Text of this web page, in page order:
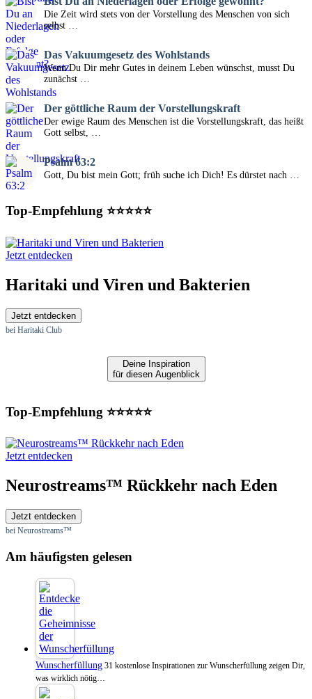
Die Zeit wird stets von der Vorstellung des Menschen von sich
selbst …
Das Vakuumgesetz des Wohlstands
Wenn Du Dir mehr Gutes in deinem Leben wünschst, musst Du
zunächst …
Der göttliche Raum der Vorstellungskraft
Der ewige Raum des Menschen ist die Vorstellungskraft, das heißt
Gott selbst, …
Psalm 63:2
Gott, Du bist mein Gott; früh suche ich Dich! Es dürstet nach …
Top-Empfehlung ⭐⭐⭐⭐⭐
Jetzt entdecken
Haritaki und Viren und Bakterien
Jetzt entdecken
bei Haritaki Club
Deine Inspiration
für diesen Augenblick
Top-Empfehlung ⭐⭐⭐⭐⭐
Jetzt entdecken
Neurostreams™ Rückkehr nach Eden
Jetzt entdecken
bei Neurostreams™
Am häufigsten gelesen
Wunscherfüllung 31 kostenlose Inspirationen zur Wunscherfüllung zeigen Dir,
was wirklich nötig…